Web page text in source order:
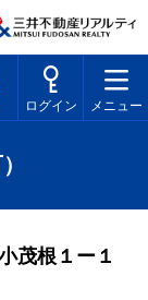
ログイン メニュー
茂根１ー１